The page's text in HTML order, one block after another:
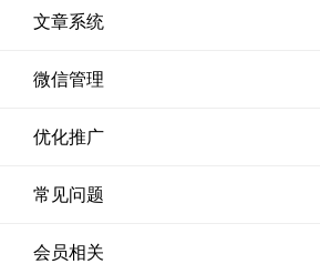
文章系统
微信管理
优化推广
常见问题
会员相关